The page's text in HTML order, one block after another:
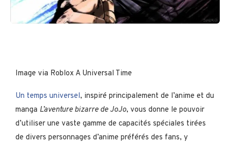
Image via Roblox A Universal Time
Un temps universel, inspiré principalement de l’anime et du
manga L’aventure bizarre de JoJo, vous donne le pouvoir
d’utiliser une vaste gamme de capacités spéciales tirées
de divers personnages d’anime préférés des fans, y